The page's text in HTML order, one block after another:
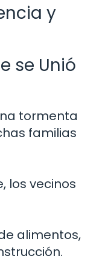
y
se Unió
tormenta
familias
los vecinos
alimentos,